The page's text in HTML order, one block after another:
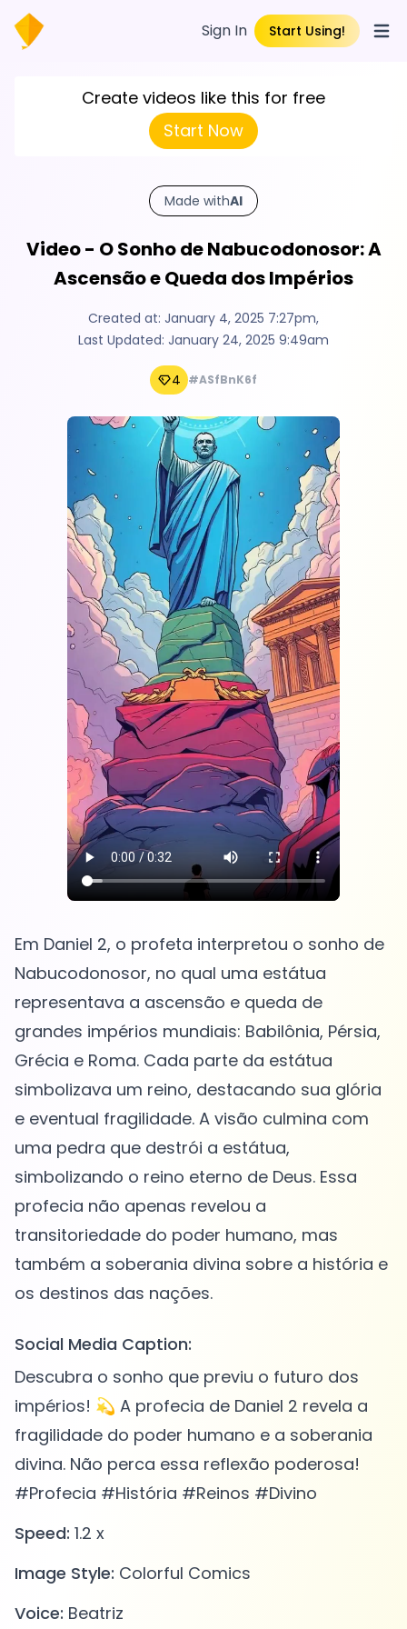
Sign In Start Using!
Create videos like this for free
Start Now
Made withAI
Video - O Sonho de Nabucodonosor: A
Ascensão e Queda dos Impérios
Created at: January 4, 2025 7:27pm,
Last Updated: January 24, 2025 9:49am
4 #ASfBnK6f
Em Daniel 2, o profeta interpretou o sonho de
Nabucodonosor, no qual uma estátua
representava a ascensão e queda de
grandes impérios mundiais: Babilônia, Pérsia,
Grécia e Roma. Cada parte da estátua
simbolizava um reino, destacando sua glória
e eventual fragilidade. A visão culmina com
uma pedra que destrói a estátua,
simbolizando o reino eterno de Deus. Essa
profecia não apenas revelou a
transitoriedade do poder humano, mas
também a soberania divina sobre a história e
Social Media Caption:
Descubra o sonho que previu o futuro dos
impérios! 💫 A profecia de Daniel 2 revela a
fragilidade do poder humano e a soberania
divina. Não perca essa reflexão poderosa!
#Profecia #História #Reinos #Divino
Speed: 1.2 x
Image Style: Colorful Comics
Voice: Beatriz